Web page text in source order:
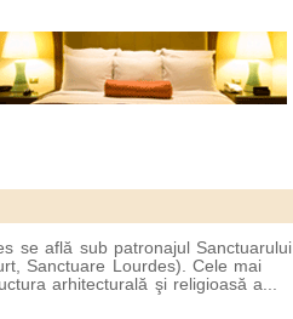
se află sub patronajul Sanctuarului
Sanctuare Lourdes). Cele mai
arhitecturală şi religioasă a...